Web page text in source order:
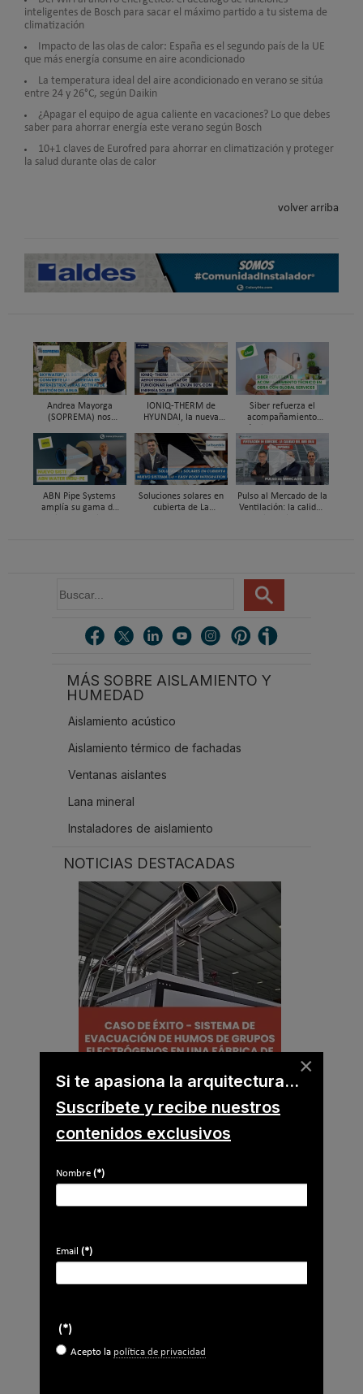
inteligentes de Bosch para sacar el máximo partido a tu sistema de
climatización
Impacto de las olas de calor: España es el segundo país de la UE
que más energía consume en aire acondicionado
La temperatura ideal del aire acondicionado en verano se sitúa
entre 24 y 26°C, según Daikin
¿Apagar el equipo de agua caliente en vacaciones? Lo que debes
saber para ahorrar energía este verano según Bosch
10+1 claves de Eurofred para ahorrar en climatización y proteger
la salud durante olas de calor
volver arriba
Andrea Mayorga
(SOPREMA) nos
cubierta azul-verde
IONIQ-THERM de
HYUNDAI, la nueva
funcionar hasta en un
98% con energía solar
Siber refuerza el
acompañamiento
soporte al instalador
con Global Services
ABN Pipe Systems
amplía su gama de
Soluciones solares en
cubierta de La
Pulso al Mercado de la
Ventilación: la calidad
u
MÁS SOBRE AISLAMIENTO Y
HUMEDAD
Aislamiento acústico
Aislamiento térmico de fachadas
Ventanas aislantes
Lana mineral
Instaladores de aislamiento
NOTICIAS DESTACADAS
Caso de éxito - Sistema de evacuación de
fábrica de vidrios en Móstoles
Suscríbete a
Y RECIBE EN TU EMAIL TODA LA
Apellidos
×
Si te apasiona la arquitectura...
Suscríbete y recibe nuestros
contenidos exclusivos
Nombre (*)
Email (*)
(*)
Acepto la política de privacidad